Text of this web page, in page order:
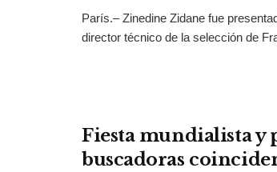
París.– Zinedine Zidane fue
director técnico de la selección de
Fiesta mundialista y
buscadoras